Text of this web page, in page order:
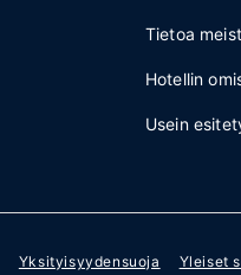
Tietoa
Hotellin
Usein
Yksityisyydensuoja Yleiset